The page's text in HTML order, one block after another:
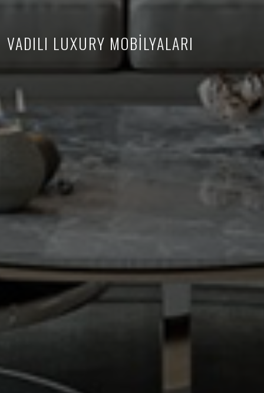
VADILI LUXURY MOBİLYALARI